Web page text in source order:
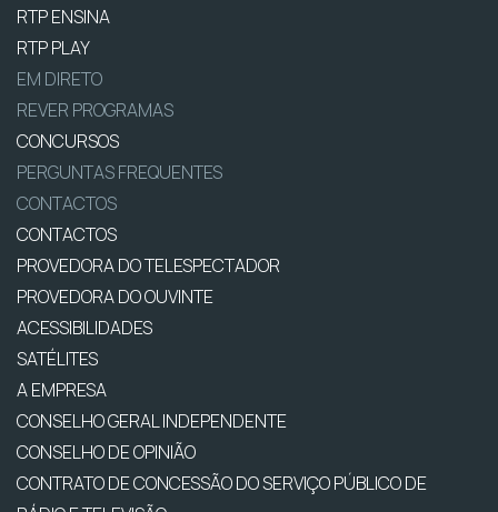
RTP ENSINA
RTP PLAY
EM DIRETO
REVER PROGRAMAS
CONCURSOS
PERGUNTAS FREQUENTES
CONTACTOS
CONTACTOS
PROVEDORA DO TELESPECTADOR
PROVEDORA DO OUVINTE
ACESSIBILIDADES
SATÉLITES
A EMPRESA
CONSELHO GERAL INDEPENDENTE
CONSELHO DE OPINIÃO
CONTRATO DE CONCESSÃO DO SERVIÇO PÚBLICO DE